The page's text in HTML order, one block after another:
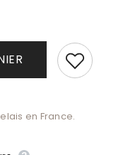
en France.